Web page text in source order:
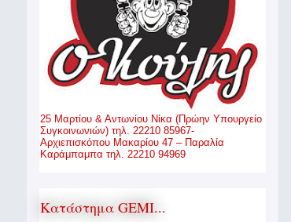
25 Μαρτίου & Αντωνίου Νίκα (Πρώην Υπουργείο
Συγκοινωνιών) τηλ. 22210 85967-
Αρχιεπισκόπου Μακαρίου 47 – Παραλία
Καράμπαμπα τηλ. 22210 94969
Κατάστημα GEMI...